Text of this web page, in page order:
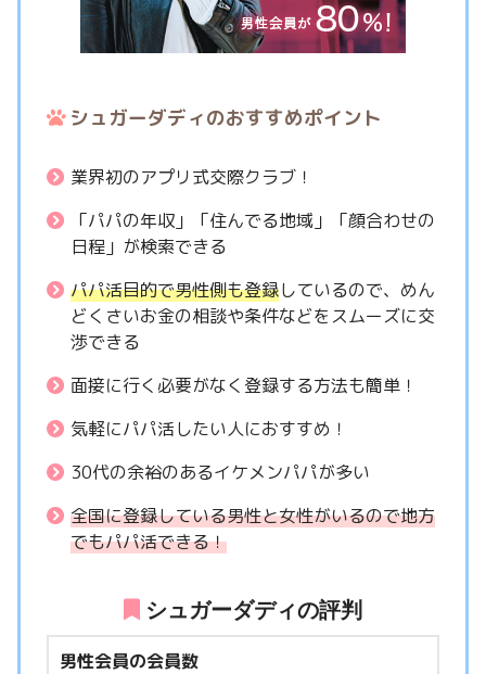
シュガーダディのおすすめポイント
業界初のアプリ式交際クラブ！
「パパの年収」「住んでる地域」「顔合わせの
日程」が検索できる
パパ活目的で男性側も登録しているので、めん
どくさいお金の相談や条件などをスムーズに交
渉できる
面接に行く必要がなく登録する方法も簡単！
気軽にパパ活したい人におすすめ！
30代の余裕のあるイケメンパパが多い
全国に登録している男性と女性がいるので地方
でもパパ活できる！
シュガーダディの評判
男性会員の会員数